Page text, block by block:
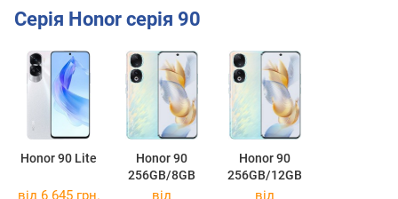
Серія Honor серія 90
Honor 90 Lite
Honor 90
256GB/8GB
Honor 90
256GB/12GB
від 6 645 грн.
від
від